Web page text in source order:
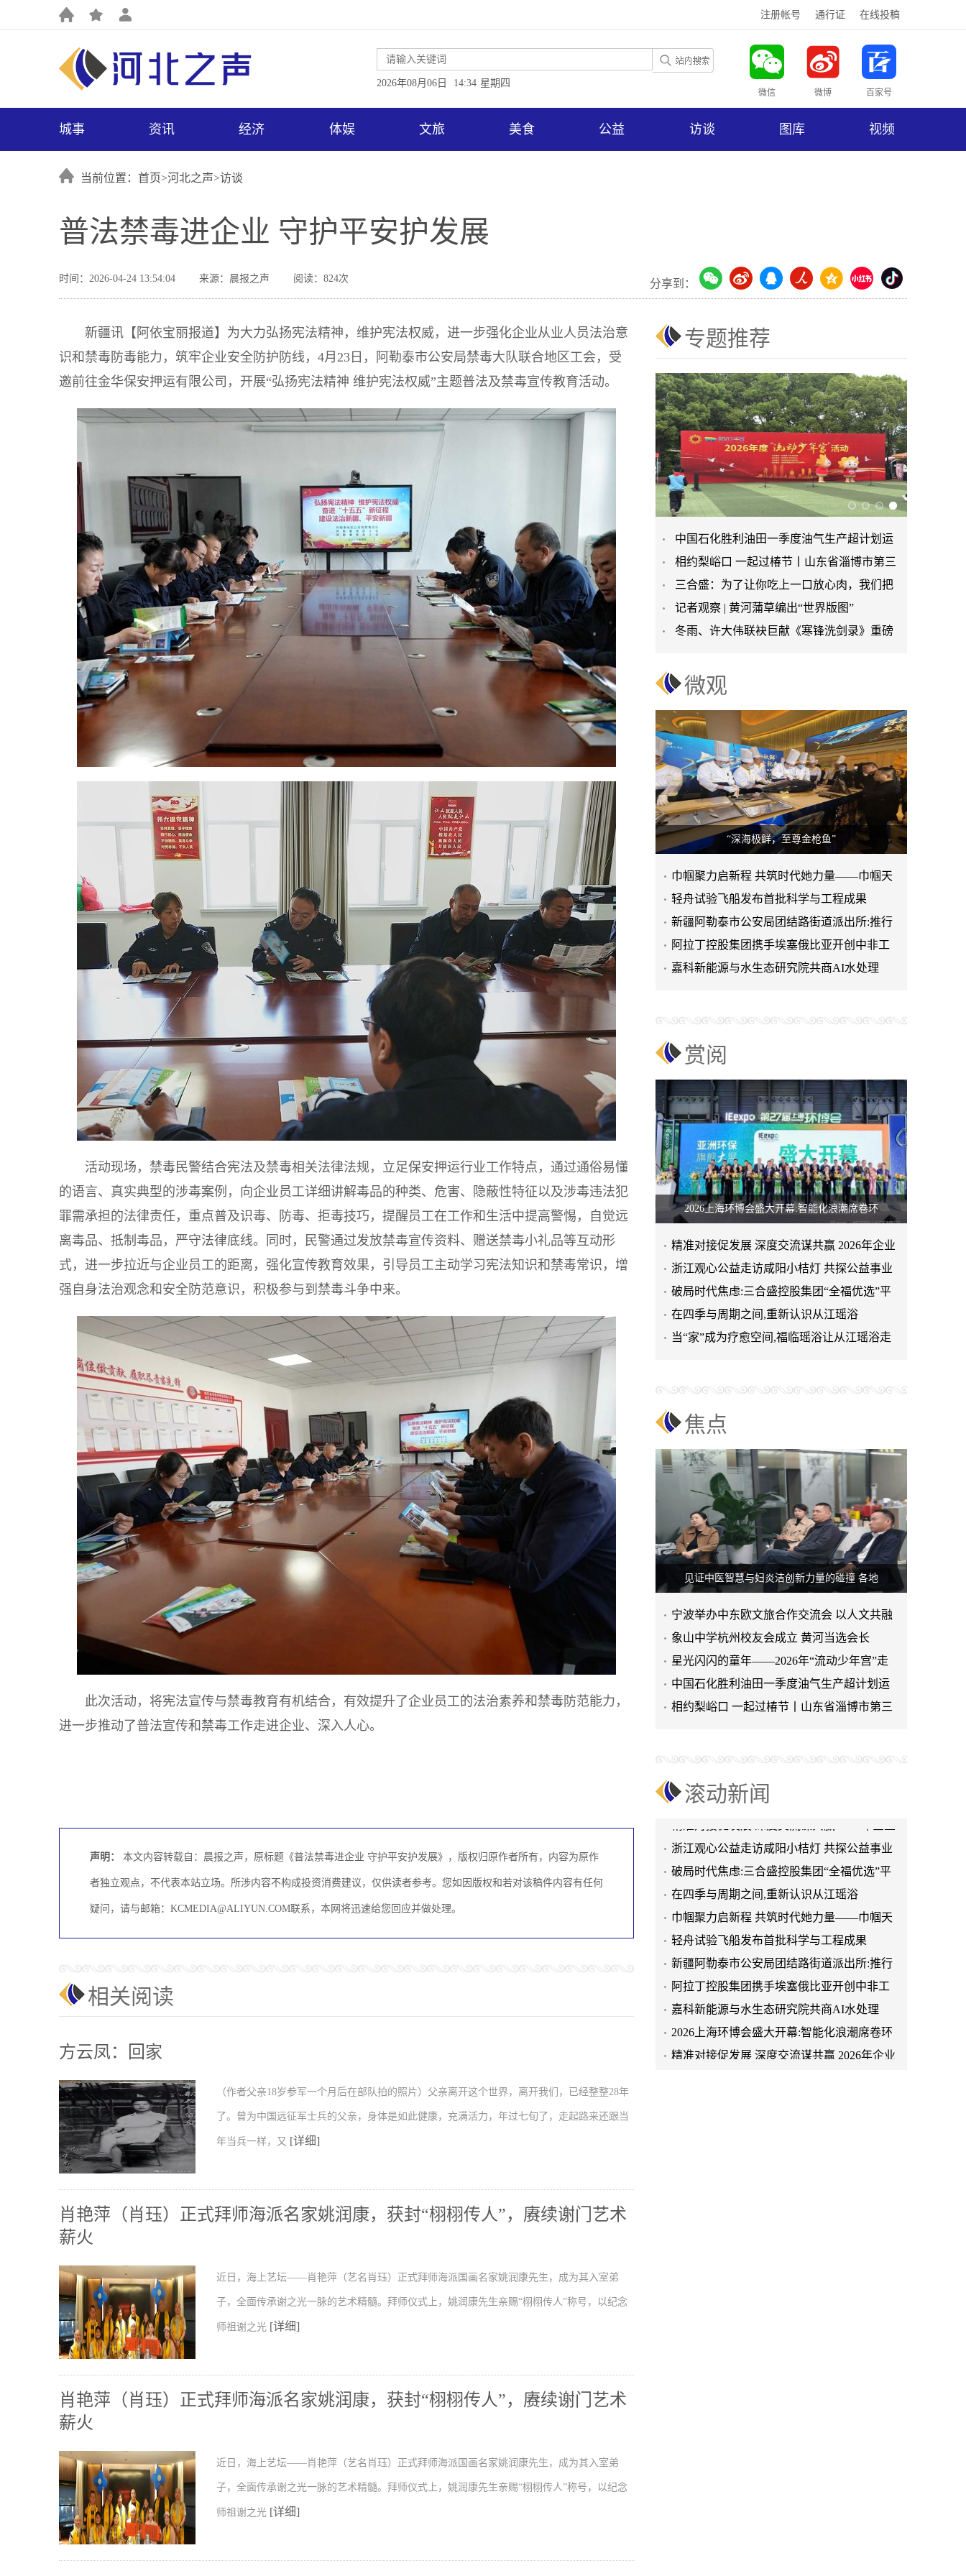
注册帐号 通行证 在线投稿
微信 微博 百家号
2026年08月06日 14:34 星期四
城事 资讯 经济 体娱 文旅 美食 公益 访谈 图库 视频
当前位置：首页>河北之声>访谈
普法禁毒进企业 守护平安护发展
时间：2026-04-24 13:54:04 来源：晨报之声 阅读：824次 分享到：
新疆讯【阿依宝丽报道】为大力弘扬宪法精神，维护宪法权威，进一步强化企业从业人员法治意
识和禁毒防毒能力，筑牢企业安全防护防线，4月23日，阿勒泰市公安局禁毒大队联合地区工会，受
邀前往金华保安押运有限公司，开展“弘扬宪法精神 维护宪法权威”主题普法及禁毒宣传教育活动。
活动现场，禁毒民警结合宪法及禁毒相关法律法规，立足保安押运行业工作特点，通过通俗易懂
的语言、真实典型的涉毒案例，向企业员工详细讲解毒品的种类、危害、隐蔽性特征以及涉毒违法犯
罪需承担的法律责任，重点普及识毒、防毒、拒毒技巧，提醒员工在工作和生活中提高警惕，自觉远
离毒品、抵制毒品，严守法律底线。同时，民警通过发放禁毒宣传资料、赠送禁毒小礼品等互动形
式，进一步拉近与企业员工的距离，强化宣传教育效果，引导员工主动学习宪法知识和禁毒常识，增
强自身法治观念和安全防范意识，积极参与到禁毒斗争中来。
此次活动，将宪法宣传与禁毒教育有机结合，有效提升了企业员工的法治素养和禁毒防范能力，
进一步推动了普法宣传和禁毒工作走进企业、深入人心。
声明： 本文内容转载自：晨报之声，原标题《普法禁毒进企业 守护平安护发展》，版权归原作者所有，内容为原作
者独立观点，不代表本站立场。所涉内容不构成投资消费建议，仅供读者参考。您如因版权和若对该稿件内容有任何
疑问，请与邮箱：KCMEDIA@ALIYUN.COM联系，本网将迅速给您回应并做处理。
相关阅读
方云凤：回家
（作者父亲18岁参军一个月后在部队拍的照片）父亲离开这个世界，离开我们，已经整整28年
了。曾为中国远征军士兵的父亲，身体是如此健康，充满活力，年过七旬了，走起路来还跟当
年当兵一样，又 [详细]
肖艳萍（肖珏）正式拜师海派名家姚润康，获封“栩栩传人”，赓续谢门艺术
薪火
近日，海上艺坛——肖艳萍（艺名肖珏）正式拜师海派国画名家姚润康先生，成为其入室弟
子，全面传承谢之光一脉的艺术精髓。拜师仪式上，姚润康先生亲赐“栩栩传人”称号，以纪念
师祖谢之光 [详细]
肖艳萍（肖珏）正式拜师海派名家姚润康，获封“栩栩传人”，赓续谢门艺术
薪火
近日，海上艺坛——肖艳萍（艺名肖珏）正式拜师海派国画名家姚润康先生，成为其入室弟
子，全面传承谢之光一脉的艺术精髓。拜师仪式上，姚润康先生亲赐“栩栩传人”称号，以纪念
师祖谢之光 [详细]
专题推荐
中国石化胜利油田一季度油气生产超计划运
行| 首季开门红
相约梨峪口 一起过椿节丨山东省淄博市第三
届香椿文化旅游节举办
三合盛：为了让你吃上一口放心肉，我们把
猪送进了“高山修仙学院”
记者观察 | 黄河蒲草编出“世界版图”
冬雨、许大伟联袂巨献《寒锋洗剑录》重磅
微观
“深海极鲜，至尊金枪鱼”
巾帼聚力启新程 共筑时代她力量——巾帼天
团第四次组委会筹备会
轻舟试验飞船发布首批科学与工程成果
新疆阿勒泰市公安局团结路街道派出所:推行
“五步”工作法 打造新
阿拉丁控股集团携手埃塞俄比亚开创中非工
业农业合作新篇章
嘉科新能源与水生态研究院共商AI水处理
赏阅
2026上海环博会盛大开幕:智能化浪潮席卷环
精准对接促发展 深度交流谋共赢 2026年企业
投融资交流活动第二
浙江观心公益走访咸阳小桔灯 共探公益事业
可持续发展新路径
破局时代焦虑:三合盛控股集团“全福优选”平
台正式启航
在四季与周期之间,重新认识从江瑶浴
当“家”成为疗愈空间,福临瑶浴让从江瑶浴走
焦点
见证中医智慧与妇炎洁创新力量的碰撞 各地
宁波举办中东欧文旅合作交流会 以人文共融
激活城市外向新动能
象山中学杭州校友会成立 黄河当选会长
星光闪闪的童年——2026年“流动少年宫”走
进北秀小学
中国石化胜利油田一季度油气生产超计划运
行| 首季开门红
相约梨峪口 一起过椿节丨山东省淄博市第三
滚动新闻
巾帼聚力启新程 共筑时代她力量——巾帼天
团第四次组委会筹备会圆满举办
轻舟试验飞船发布首批科学与工程成果
新疆阿勒泰市公安局团结路街道派出所:推行
业农业合作新篇章
嘉科新能源与水生态研究院共商AI水处理
2026上海环博会盛大开幕:智能化浪潮席卷环
保产业
精准对接促发展 深度交流谋共赢 2026年企业
投融资交流活动第二期圆满举行
浙江观心公益走访咸阳小桔灯 共探公益事业
可持续发展新路径
破局时代焦虑:三合盛控股集团“全福优选”平
台正式启航
在四季与周期之间,重新认识从江瑶浴
巾帼聚力启新程 共筑时代她力量——巾帼天
团第四次组委会筹备会圆满举办
轻舟试验飞船发布首批科学与工程成果
新疆阿勒泰市公安局团结路街道派出所:推行
“五步”工作法 打造新时代“枫”景线
阿拉丁控股集团携手埃塞俄比亚开创中非工
业农业合作新篇章
嘉科新能源与水生态研究院共商AI水处理
2026上海环博会盛大开幕:智能化浪潮席卷环
保产业
精准对接促发展 深度交流谋共赢 2026年企业
投融资交流活动第二期圆满举行
浙江观心公益走访咸阳小桔灯 共探公益事业